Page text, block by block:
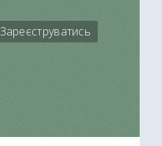
Зареєструватись